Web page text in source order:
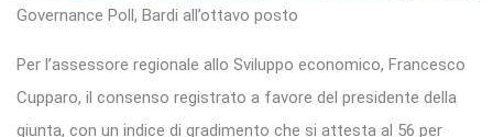
Governance Poll, Bardi all’ottavo posto
Per l’assessore regionale allo Sviluppo economico, Francesco
Cupparo, il consenso registrato a favore del presidente della
giunta, con un indice di gradimento che si attesta al 56 per